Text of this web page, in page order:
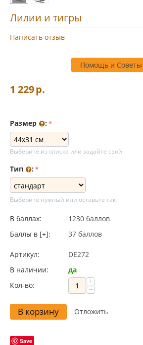
Лилии и тигры
Написать отзыв
Помощь и Советы
1 229р.
Размер :
Выберите из списка или задайте свой
Тип :
Выберите нужный или оставьте так
В баллах:
1230 баллов
Баллы в [+]:
37 баллов
Артикул:
DE272
В наличии:
да
Кол-во:
+
−
В корзину Отложить
Save